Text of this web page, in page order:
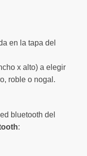
en la tapa del
x alto) a elegir
roble o nogal.
bluetooth del
: